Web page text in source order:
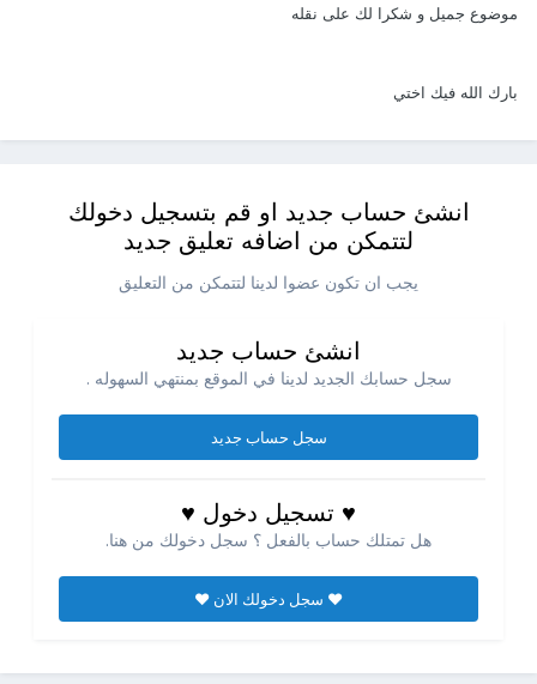
موضوع جميل و شكرا لك على نقله
بارك الله فيك اختي
انشئ حساب جديد او قم بتسجيل دخولك
لتتمكن من اضافه تعليق جديد
يجب ان تكون عضوا لدينا لتتمكن من التعليق
انشئ حساب جديد
سجل حسابك الجديد لدينا في الموقع بمنتهي السهوله .
سجل حساب جديد
♥ تسجيل دخول ♥
هل تمتلك حساب بالفعل ؟ سجل دخولك من هنا.
♥ سجل دخولك الان ♥